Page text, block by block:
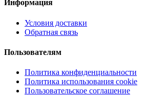
Информация
Условия доставки
Обратная связь
Пользователям
Политика конфиденциальности
Политика использования cookie
Пользовательское соглашение